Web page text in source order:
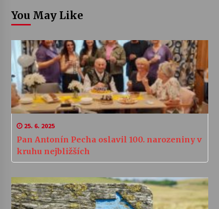
You May Like
25. 6. 2025
Pan Antonín Pecha oslavil 100. narozeniny v
kruhu nejbližších